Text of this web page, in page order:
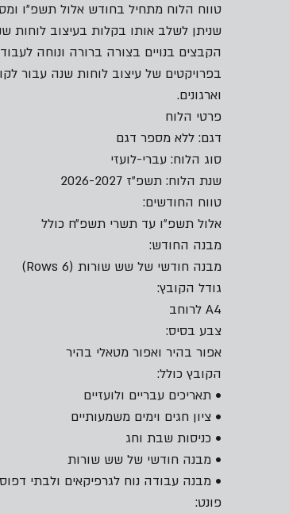
טווח הלוח מתחיל בחודש אלול תשפ״ו
שניתן לשלב אותו בקלות בעיצוב לוחות
הקבצים בנויים בצורה ברורה ונוחה
בפרויקטים של עיצוב לוחות שנה עבור
וארגונים.
פרטי הלוח
דגם: ללא מספר דגם
סוג הלוח: עברי-לועזי
שנת הלוח: תשפ״ז 2026-2027
טווח החודשים:
אלול תשפ״ו עד תשרי תשפ״ח כולל
מבנה החודש:
מבנה חודשי של שש שורות (6 Rows)
גודל הקובץ:
A4 לרוחב
צבע בסיס:
אפור בהיר ואפור מטאלי בהיר
הקובץ כולל:
• תאריכים עבריים ולועזיים
• ציון חגים וימים משמעותיים
• כניסות שבת וחג
• מבנה חודשי של שש שורות
• מבנה עבודה נוח לגרפיקאים ולבתי דפוס
פונט: